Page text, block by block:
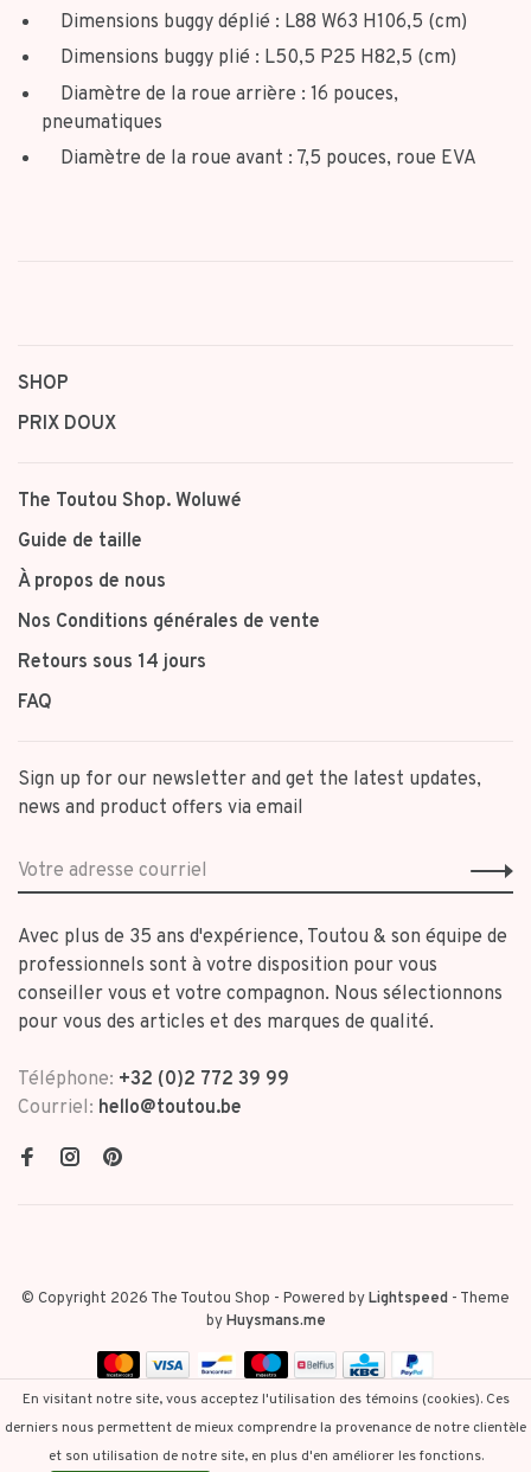
Dimensions buggy déplié : L88 W63 H106,5 (cm)
Dimensions buggy plié : L50,5 P25 H82,5 (cm)
Diamètre de la roue arrière : 16 pouces,
pneumatiques
Diamètre de la roue avant : 7,5 pouces, roue EVA
SHOP
PRIX DOUX
The Toutou Shop. Woluwé
Guide de taille
À propos de nous
Nos Conditions générales de vente
Retours sous 14 jours
FAQ
Sign up for our newsletter and get the latest updates,
news and product offers via email
Avec plus de 35 ans d'expérience, Toutou & son équipe de
professionnels sont à votre disposition pour vous
conseiller vous et votre compagnon. Nous sélectionnons
pour vous des articles et des marques de qualité.
Téléphone: +32 (0)2 772 39 99
Courriel: hello@toutou.be
© Copyright 2026 The Toutou Shop - Powered byLightspeed - Theme
byHuysmans.me
En visitant notre site, vous acceptez l'utilisation des témoins (cookies). Ces
derniers nous permettent de mieux comprendre la provenance de notre clientèle
et son utilisation de notre site, en plus d'en améliorer les fonctions.